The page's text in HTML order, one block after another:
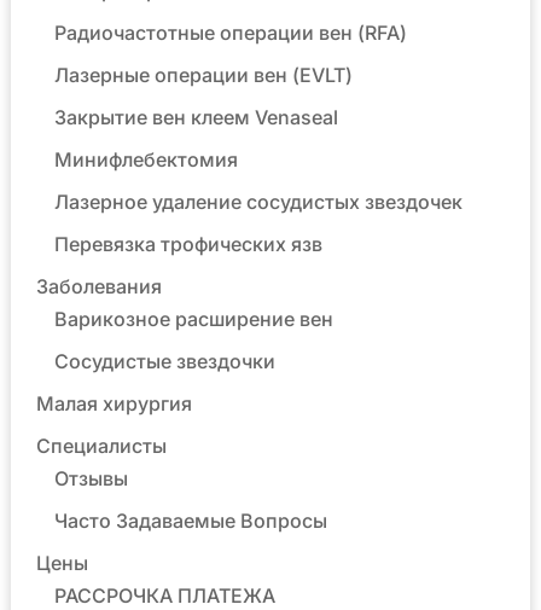
Радиочастотные операции вен (RFA)
Лазерные операции вен (EVLT)
Закрытие вен клеем Venaseal
Минифлебектомия
Лазерное удаление сосудистых звездочек
Перевязка трофических язв
Заболевания
Варикозное расширение вен
Сосудистые звездочки
Малая хирургия
Специалисты
Отзывы
Часто Задаваемые Вопросы
Цены
РАССРОЧКА ПЛАТЕЖА